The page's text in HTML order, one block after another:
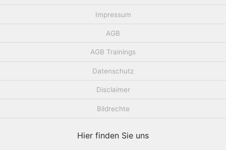
Impressum
AGB
AGB Trainings
Datenschutz
Disclaimer
Bildrechte
Hier finden Sie uns